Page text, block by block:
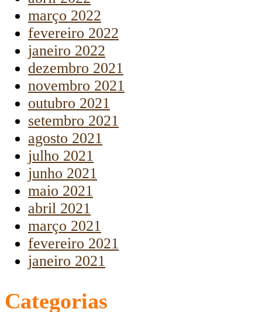
março 2022
fevereiro 2022
janeiro 2022
dezembro 2021
novembro 2021
outubro 2021
setembro 2021
agosto 2021
julho 2021
junho 2021
maio 2021
abril 2021
março 2021
fevereiro 2021
janeiro 2021
Categorias